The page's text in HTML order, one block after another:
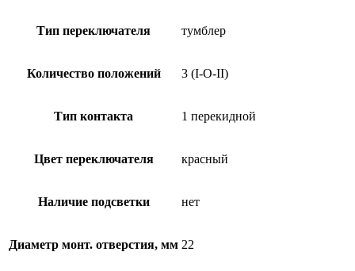
Тип переключателя тумблер
Количество положений 3 (I-O-II)
Тип контакта 1 перекидной
Цвет переключателя красный
Наличие подсветки нет
Диаметр монт. отверстия, мм 22